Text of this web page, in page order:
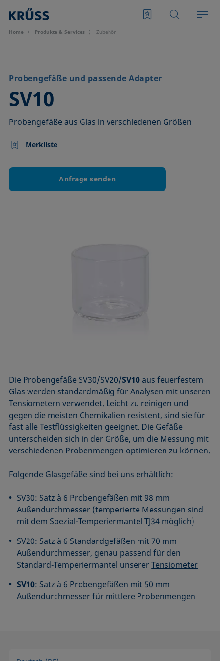
Home Produkte & Services Zubehör
Probengefäße und passende Adapter
SV10
–
Probengefäße aus Glas in verschiedenen Größen
Merkliste
Anfrage senden
Die Probengefäße SV30/SV20/SV10aus feuerfestem
Glas werden standardmäßig für Analysen mit unseren
Tensiometern verwendet. Leicht zu reinigen und
gegen die meisten Chemikalien resistent, sind sie für
fast alle Testflüssigkeiten geeignet. Die Gefäße
unterscheiden sich in der Größe, um die Messung mit
verschiedenen Probenmengen optimieren zu können.
Folgende Glasgefäße sind bei uns erhältlich:
SV30: Satz à 6 Probengefäßen mit 98 mm
Außendurchmesser (temperierte Messungen sind
mit dem Spezial-Temperiermantel TJ34 möglich)
SV20: Satz à 6 Standardgefäßen mit 70 mm
Außendurchmesser, genau passend für den
Standard-Temperiermantel unsererTensiometer
SV10: Satz à 6 Probengefäßen mit 50 mm
Außendurchmesser für mittlere Probenmengen